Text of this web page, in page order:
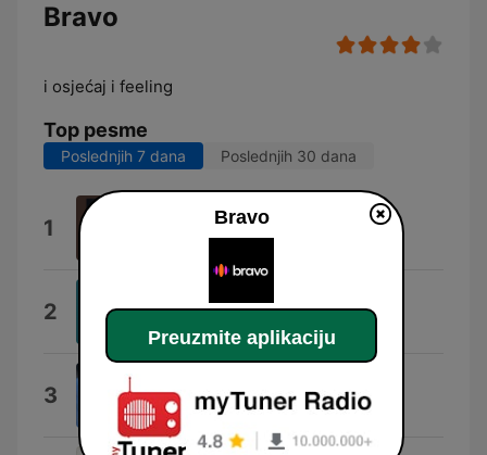
Bravo
i osjećaj i feeling
Top pesme
Poslednjih 7 dana Poslednjih 30 dana
1 Matija Cvek
2 Golubovi
3 Marko Nikolić
Bravo
Preuzmite aplikaciju